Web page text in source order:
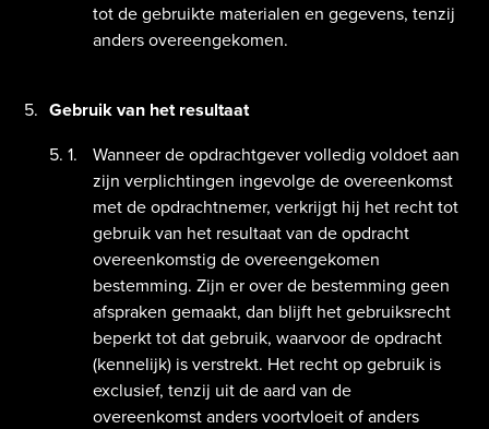
tot de gebruikte materialen en gegevens, tenzij
anders overeengekomen.
Gebruik van het resultaat
Wanneer de opdrachtgever volledig voldoet aan
zijn verplichtingen ingevolge de overeenkomst
met de opdrachtnemer, verkrijgt hij het recht tot
gebruik van het resultaat van de opdracht
overeenkomstig de overeengekomen
bestemming. Zijn er over de bestemming geen
afspraken gemaakt, dan blijft het gebruiksrecht
beperkt tot dat gebruik, waarvoor de opdracht
(kennelijk) is verstrekt. Het recht op gebruik is
exclusief, tenzij uit de aard van de
overeenkomst anders voortvloeit of anders